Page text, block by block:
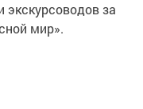
экскурсоводов за
мир».